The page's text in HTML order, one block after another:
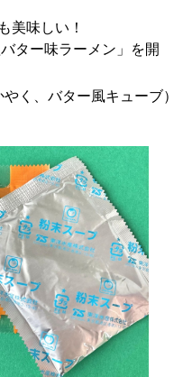
美味しい！
ター味ラーメン」を開
く、バター風キューブ）